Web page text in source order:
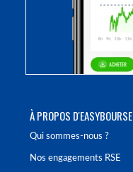
À PROPOS D'EASYBOURSE
Qui sommes-nous ?
Nos engagements RSE